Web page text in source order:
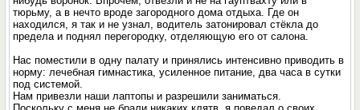
тюрьму, а в нечто вроде загородного дома отдыха. Где он
находился, я так и не узнал, водитель затонировал стёкла до
предела и поднял перегородку, отделяющую его от салона.
Нас поместили в одну палату и принялись интенсивно приводить в
норму: лечебная гимнастика, усиленное питание, два часа в сутки
под системой.
Нам привезли наши лаптопы и разрешили заниматься.